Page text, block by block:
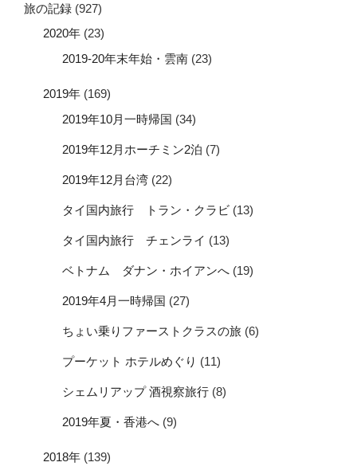
旅の記録 (927)
2020年 (23)
2019-20年末年始・雲南 (23)
2019年 (169)
2019年10月一時帰国 (34)
2019年12月ホーチミン2泊 (7)
2019年12月台湾 (22)
タイ国内旅行 トラン・クラビ (13)
タイ国内旅行 チェンライ (13)
ベトナム ダナン・ホイアンへ (19)
2019年4月一時帰国 (27)
ちょい乗りファーストクラスの旅 (6)
プーケット ホテルめぐり (11)
シェムリアップ 酒視察旅行 (8)
2019年夏・香港へ (9)
2018年 (139)